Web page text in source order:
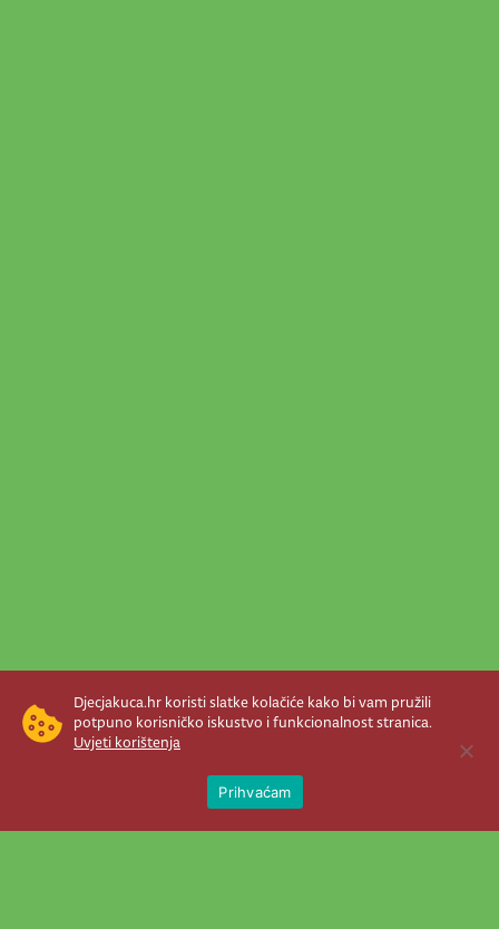
Djecjakuca.hr koristi slatke kolačiće kako bi vam pružili
potpuno korisničko iskustvo i funkcionalnost stranica.
Uvjeti korištenja
Prihvaćam